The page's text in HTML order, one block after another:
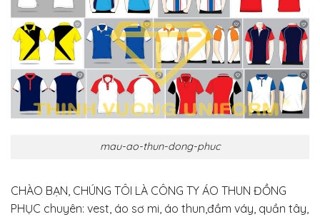
mau-ao-thun-dong-phuc
CHÀO BẠN, CHÚNG TÔI LÀ CÔNG TY ÁO THUN ĐỒNG
PHỤC chuyên: vest, áo sơ mi, áo thun,đầm váy, quần tây,